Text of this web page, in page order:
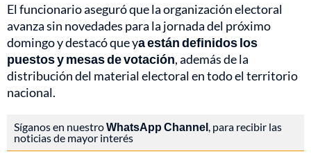
El funcionario aseguró que la organización electoral
avanza sin novedades para la jornada del próximo
domingo y destacó que ya están definidos los
puestos y mesas de votación, además de la
distribución del material electoral en todo el territorio
nacional.
Síganos en nuestroWhatsApp Channel , para recibir las
noticias de mayor interés